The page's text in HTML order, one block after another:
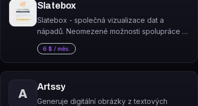
Slatebox
Slatebox - společná vizualizace dat a
nápadů. Neomezené možnosti spolupráce a
kreativity. Zdarma dostupný plán s možností
vylepšení. Generátor obrázků a produktivita
v jednom.
6 $ / měs.
A
Artssy
Generuje digitální obrázky z textových